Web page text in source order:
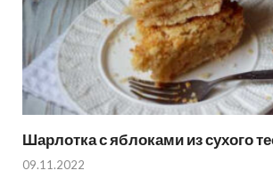
Шарлотка с яблоками из сухого
09.11.2022